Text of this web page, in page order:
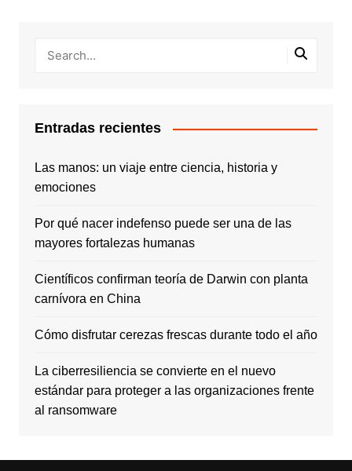
Entradas recientes
Las manos: un viaje entre ciencia, historia y
emociones
Por qué nacer indefenso puede ser una de las
mayores fortalezas humanas
Científicos confirman teoría de Darwin con planta
carnívora en China
Cómo disfrutar cerezas frescas durante todo el año
La ciberresiliencia se convierte en el nuevo
estándar para proteger a las organizaciones frente
al ransomware